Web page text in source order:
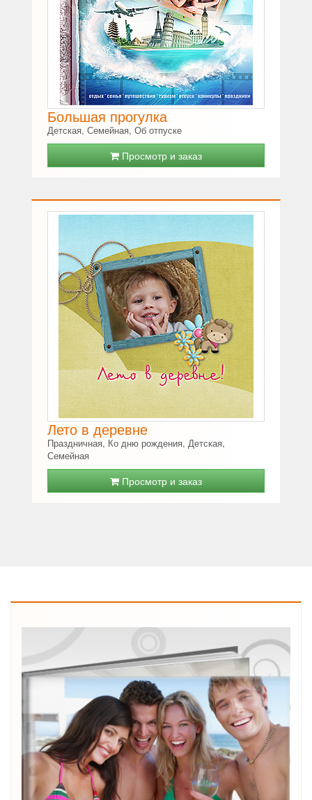
Большая прогулка
Детская, Семейная, Об отпуске
Просмотр и заказ
Лето в деревне
Праздничная, Ко дню рождения, Детская,
Семейная
Просмотр и заказ